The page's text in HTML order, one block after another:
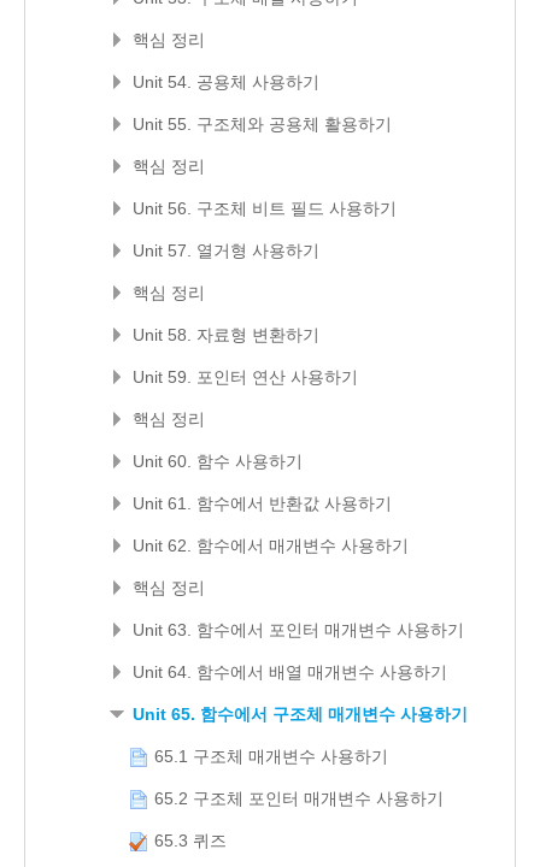
핵심 정리
Unit 54. 공용체 사용하기
Unit 55. 구조체와 공용체 활용하기
핵심 정리
Unit 56. 구조체 비트 필드 사용하기
Unit 57. 열거형 사용하기
핵심 정리
Unit 58. 자료형 변환하기
Unit 59. 포인터 연산 사용하기
핵심 정리
Unit 60. 함수 사용하기
Unit 61. 함수에서 반환값 사용하기
Unit 62. 함수에서 매개변수 사용하기
핵심 정리
Unit 63. 함수에서 포인터 매개변수 사용하기
Unit 64. 함수에서 배열 매개변수 사용하기
Unit 65. 함수에서 구조체 매개변수 사용하기
65.1 구조체 매개변수 사용하기
65.2 구조체 포인터 매개변수 사용하기
65.3 퀴즈